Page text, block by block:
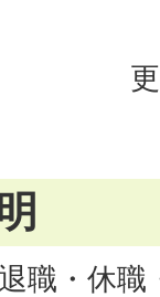
職・休職